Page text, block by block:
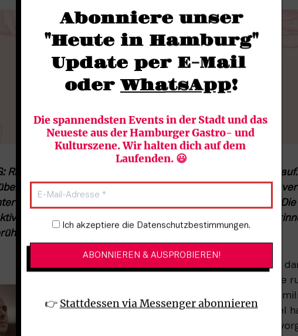
Richard, die Orgel taucht immer wieder in deiner Karriere
(Top Banana Richard – „Die Meanie Bar Orgel 7”)
Popsongs, auch die Musik der Hamburger Schule-Band
warst, zeichnete den Einsatz dieses Instruments aus.
mit der Orgel?
Richard von der Schulenburg: Mein Onkel hatte
1970er Jahren eine Heimorgel bei sich zu Hause
Zeit war das gar nicht so ungewöhnlich, viele
damals ein solches Instrument. Diese Heimorgel
Begleitcomputer, das heißt der Rhythmus war
Abonniere unser
"Heute in Hamburg"
Update per E-Mail
oder WhatsApp!
Die spannendsten Events in der Stadt und das
Neueste aus der Hamburger Gastro- und
Kulturszene. Wir halten dich auf dem
Laufenden. 😃
Newsletter-Anmeldung
Ich akzeptiere die Datenschutzbestimmungen.
👉 Stattdessen via Messenger abonnieren